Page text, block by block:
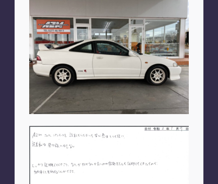
PLAN
車種別プラン
SHOP
A2M 本店
A2M 仙台
A2M 宇都宮
A2M 愛知